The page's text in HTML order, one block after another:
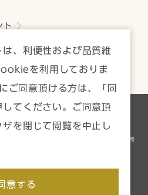
ト
一覧 サイトマップ
商品取引業者 関東財務局長（金商）第24号
、利便性および品質維
を利用しておりま
ご同意頂ける方は、「同
てください。ご同意頂
を閉じて閲覧を中止し
意する